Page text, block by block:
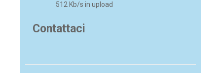
512 Kb/s in upload
Contattaci